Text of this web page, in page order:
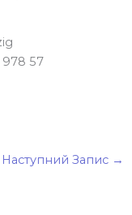
978 57
Наступний Запис →